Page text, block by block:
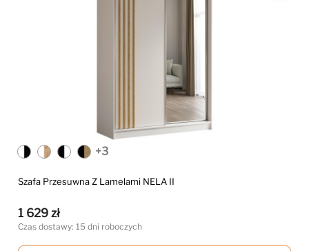
+3
Szafa Przesuwna Z Lamelami NELA II
1 629 zł
Czas dostawy: 15 dni roboczych